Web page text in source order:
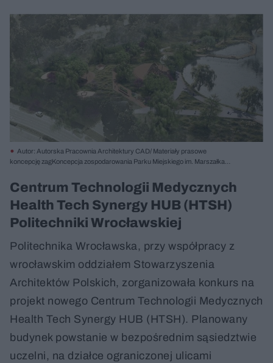
Autor: Autorska Pracownia Architektury CAD/ Materiały prasowe
koncepcję zagKoncepcja zospodarowania Parku Miejskiego im. Marszałka
Centrum Technologii Medycznych
Health Tech Synergy HUB (HTSH)
Politechniki Wrocławskiej
Politechnika Wrocławska, przy współpracy z
wrocławskim oddziałem Stowarzyszenia
Architektów Polskich, zorganizowała konkurs na
projekt nowego Centrum Technologii Medycznych
Health Tech Synergy HUB (HTSH). Planowany
budynek powstanie w bezpośrednim sąsiedztwie
uczelni, na działce ograniczonej ulicami